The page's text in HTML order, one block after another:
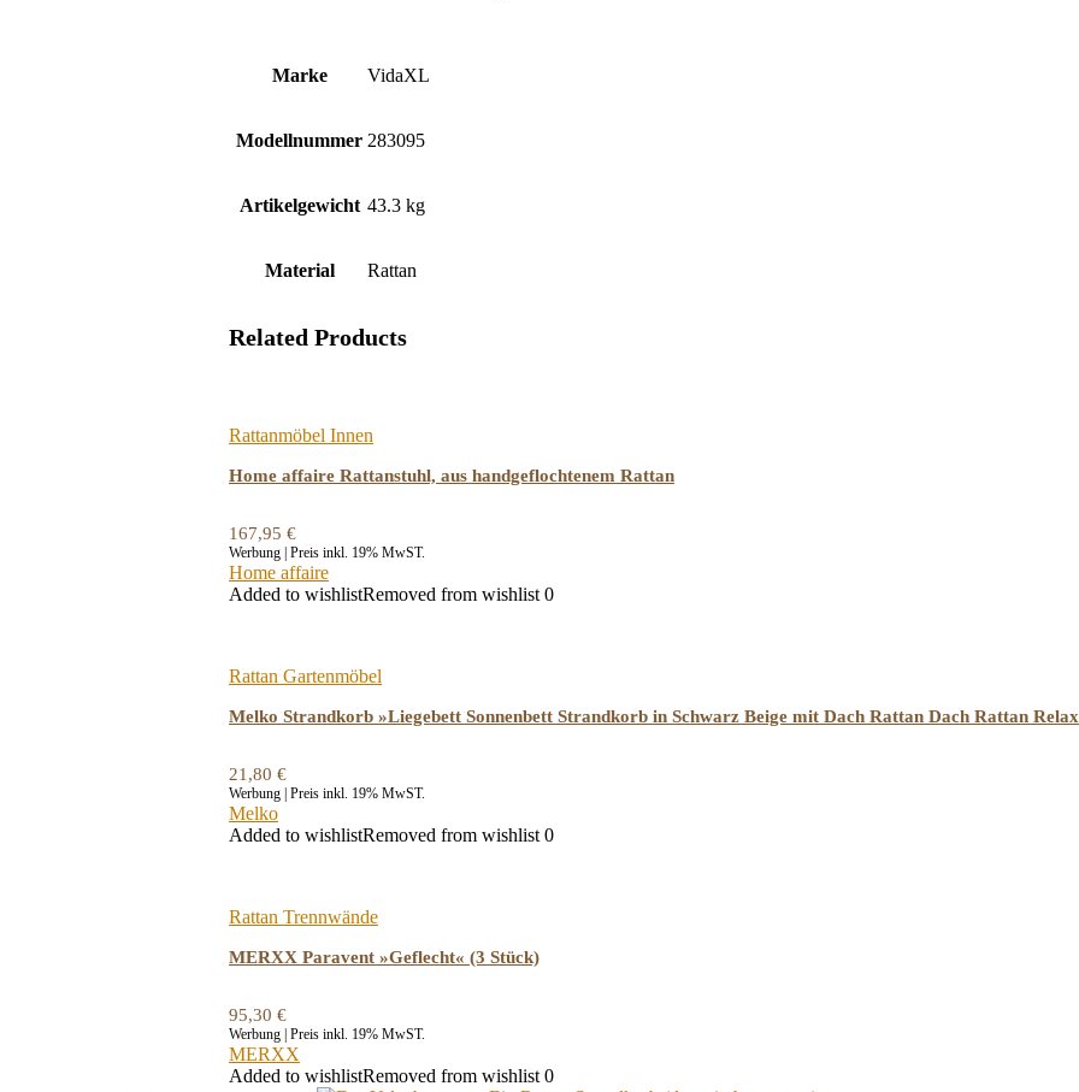
Marke ‎VidaXL
Modellnummer ‎283095
Artikelgewicht ‎43.3 kg
Material ‎Rattan
Related Products
Rattanmöbel Innen
Home affaire Rattanstuhl, aus handgeflochtenem Rattan
167,95 €
Werbung | Preis inkl. 19% MwST.
Home affaire
Added to wishlistRemoved from wishlist 0
Rattan Gartenmöbel
Melko Strandkorb »Liegebett Sonnenbett Strandkorb in Schwarz Beige mit Dach Rattan Dach Rattan
21,80 €
Werbung | Preis inkl. 19% MwST.
Melko
Added to wishlistRemoved from wishlist 0
Rattan Trennwände
MERXX Paravent »Geflecht« (3 Stück)
95,30 €
Werbung | Preis inkl. 19% MwST.
MERXX
Added to wishlistRemoved from wishlist 0